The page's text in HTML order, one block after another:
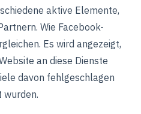
aktive Elemente,
Wie Facebook-
Es wird angezeigt,
an diese Dienste
davon fehlgeschlagen
wurden.